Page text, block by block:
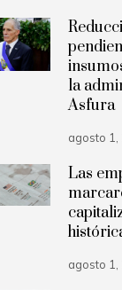
la
Asfura
agosto 1,
Las
agosto 1,